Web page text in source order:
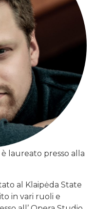
è laureato presso alla
al Klaipėda State
in vari ruoli e